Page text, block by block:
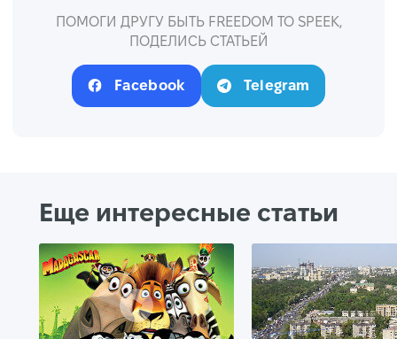
ПОМОГИ ДРУГУ БЫТЬ FREEDOM TO SPEEK,
ПОДЕЛИСЬ СТАТЬЕЙ
Facebook Telegram
Еще интересные статьи